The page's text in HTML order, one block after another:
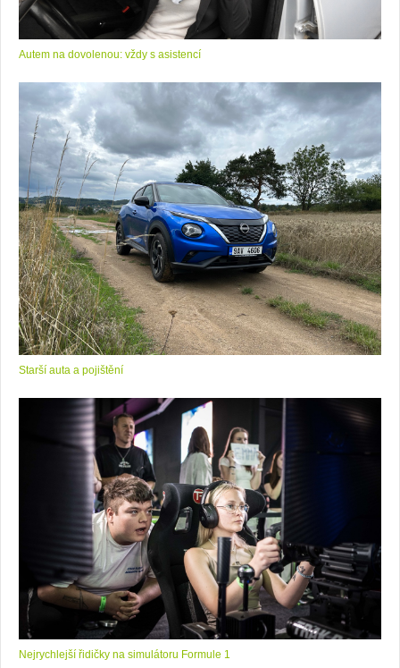
Autem na dovolenou: vždy s asistencí
Starší auta a pojištění
Nejrychlejší řidičky na simulátoru Formule 1